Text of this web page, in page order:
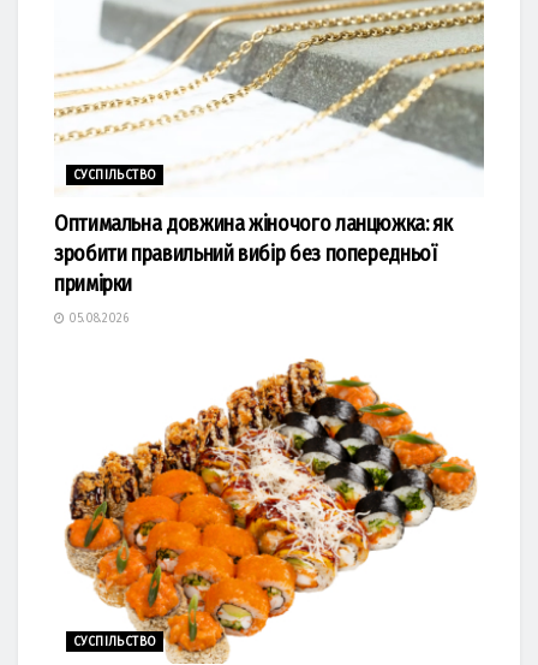
СУСПІЛЬСТВО
Оптимальна довжина жіночого ланцюжка: як
зробити правильний вибір без попередньої
примірки
05.08.2026
СУСПІЛЬСТВО